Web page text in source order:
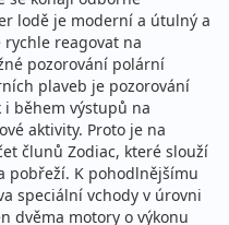
lodě je moderní a útulný a
reagovat na
pozorování polární
plaveb je pozorování
během výstupů na
aktivity. Proto je na
člunů Zodiac, které slouží
pobřeží. K pohodlnějšímu
speciální vchody v úrovni
dvěma motory o výkonu